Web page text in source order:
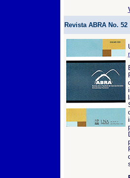
Revista ABRA No. 52